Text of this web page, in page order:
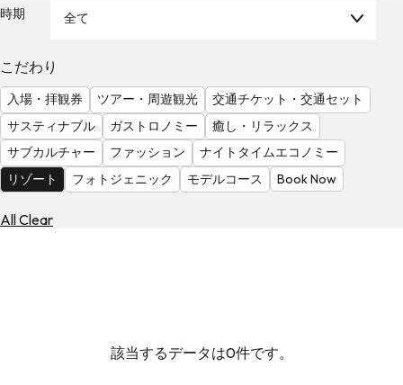
調
べ
る
天
気
を
見
る
時期 全て
こだわり
入場・拝観券 ツアー・周遊観光
交通チケット・交通セット
サスティナブル
ガストロノミー
癒し・リラックス
サブカルチャー
ファッション
ナイトタイムエコノミー
リゾート
フォトジェニック モデルコース Book Now
All Clear
該当するデータは0件です。